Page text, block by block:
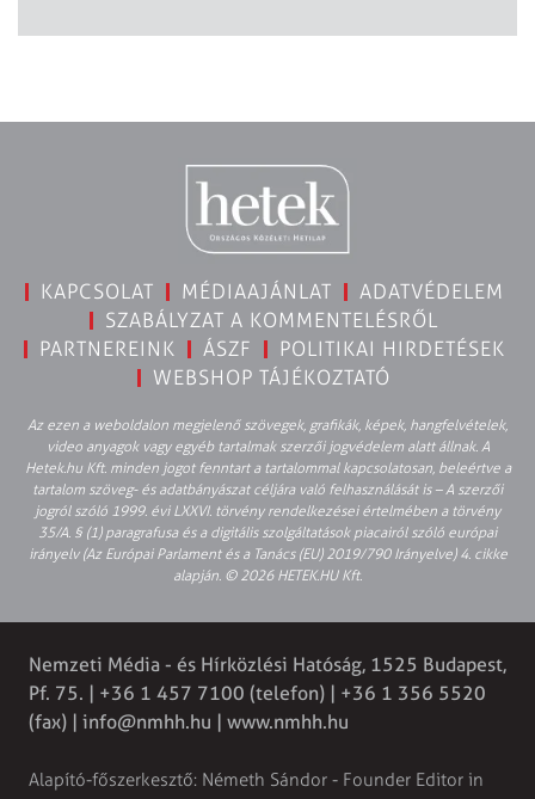
KAPCSOLAT MÉDIAAJÁNLAT
ADATVÉDELEM
SZABÁLYZAT A KOMMENTELÉSRŐL
PARTNEREINK
ÁSZF
POLITIKAI HIRDETÉSEK
WEBSHOP TÁJÉKOZTATÓ
Az ezen a weboldalon megjelenő szövegek, grafikák, képek, hangfelvételek,
video anyagok vagy egyéb tartalmak szerzői jogvédelem alatt állnak. A
Hetek.hu Kft. minden jogot fenntart a tartalommal kapcsolatosan, beleértve a
tartalom szöveg- és adatbányászat céljára való felhasználását is – A szerzői
jogról szóló 1999. évi LXXVI. törvény rendelkezései értelmében a törvény
35/A. § (1) paragrafusa és a digitális szolgáltatások piacairól szóló európai
irányelv (Az Európai Parlament és a Tanács (EU) 2019/790 Irányelve) 4. cikke
alapján. © 2026 HETEK.HU Kft.
Nemzeti Média - és Hírközlési Hatóság, 1525 Budapest,
Pf. 75. | +36 1 457 7100 (telefon) | +36 1 356 5520
(fax) | info@nmhh.hu | www.nmhh.hu
Alapító-főszerkesztő: Németh Sándor - Founder Editor in